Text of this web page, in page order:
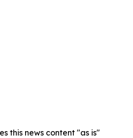
this news content "as is"